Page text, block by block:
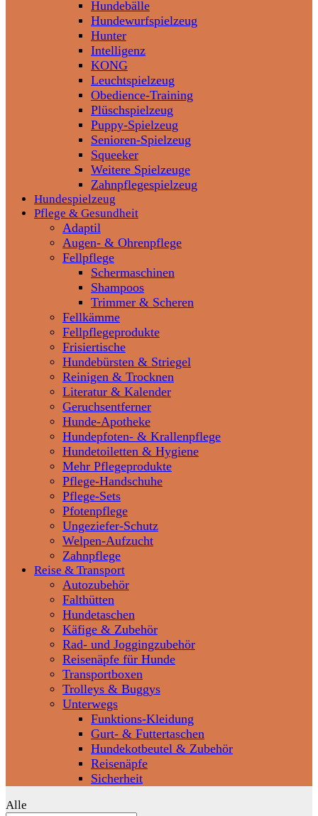
Hundebälle
Hundewurfspielzeug
Hunter
Intelligenz
KONG
Leuchtspielzeug
Obedience-Training
Plüschspielzeug
Puppy-Spielzeug
Senioren-Spielzeug
Squeeker
Weitere Spielzeuge
Zahnpflegespielzeug
Hundespielzeug
Pflege & Gesundheit
Adaptil
Augen- & Ohrenpflege
Fellpflege
Schermaschinen
Shampoos
Trimmer & Scheren
Fellkämme
Fellpflegeprodukte
Frisiertische
Hundebürsten & Striegel
Reinigen & Trocknen
Literatur & Kalender
Geruchsentferner
Hunde-Apotheke
Hundepfoten- & Krallenpflege
Hundetoiletten & Hygiene
Mehr Pflegeprodukte
Pflege-Handschuhe
Pflege-Sets
Pfotenpflege
Ungeziefer-Schutz
Welpen-Aufzucht
Zahnpflege
Reise & Transport
Autozubehör
Falthütten
Hundetaschen
Käfige & Zubehör
Rad- und Joggingzubehör
Reisenäpfe für Hunde
Transportboxen
Trolleys & Buggys
Unterwegs
Funktions-Kleidung
Gurt- & Futtertaschen
Hundekotbeutel & Zubehör
Reisenäpfe
Sicherheit
Alle